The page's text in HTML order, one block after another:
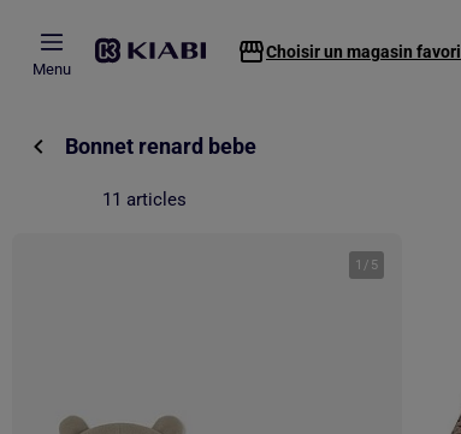
Menu
Choisir un magasin favori
Bonnet renard bebe
11 articles
1 / 5